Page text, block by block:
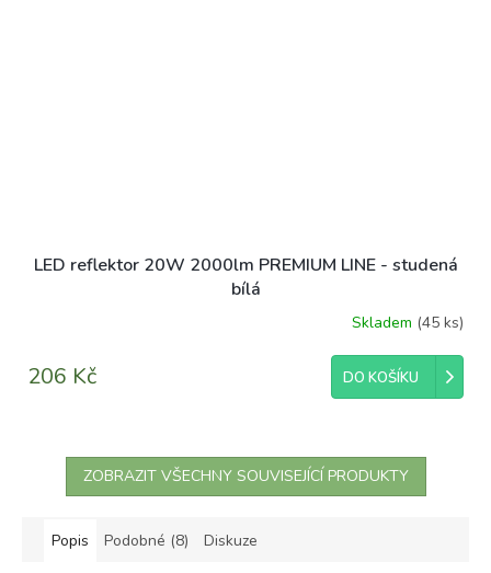
LED reflektor 20W 2000lm PREMIUM LINE - studená
bílá
Skladem (45 ks)
206 Kč DO KOŠÍKU
ZOBRAZIT VŠECHNY SOUVISEJÍCÍ PRODUKTY
Popis Podobné (8) Diskuze